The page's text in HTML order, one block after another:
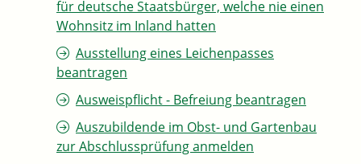
für deutsche Staatsbürger, welche nie einen
Wohnsitz im Inland hatten
Ausstellung eines Leichenpasses
beantragen
Ausweispflicht - Befreiung beantragen
Auszubildende im Obst- und Gartenbau
zur Abschlussprüfung anmelden